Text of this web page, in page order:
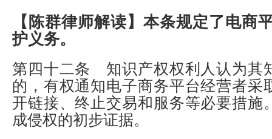
【陈群律师解读】 本条规定了电商
护义务。
第四十二条 知识产权权利人认为其
的，有权通知电子商务平台经营者采
开链接、终止交易和服务等必要措施
成侵权的初步证据。